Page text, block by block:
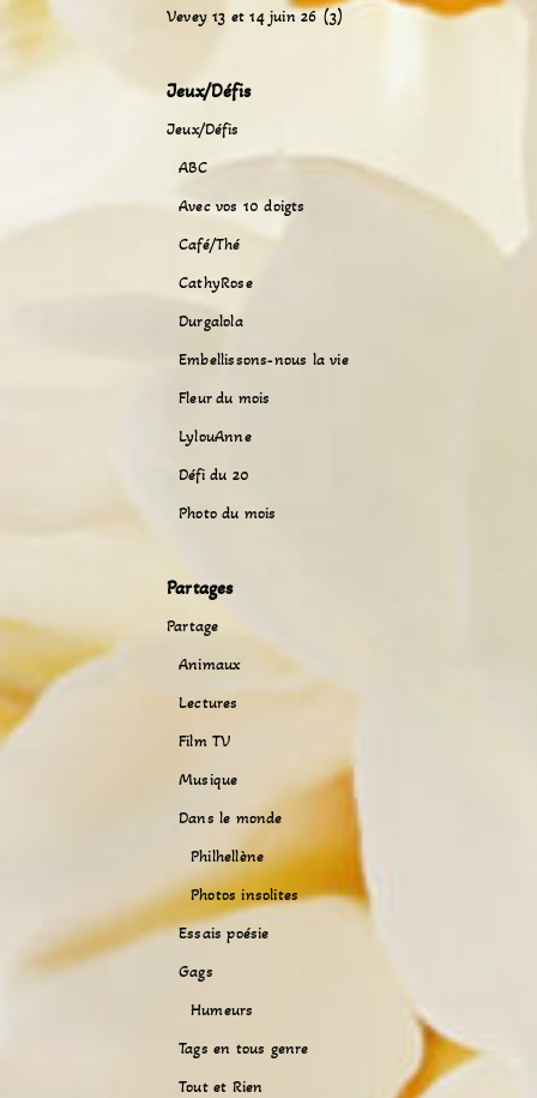
Vevey 13 et 14 juin 26 (3)
Jeux/Défis
Jeux/Défis
ABC
Avec vos 10 doigts
Café/Thé
CathyRose
Durgalola
Embellissons-nous la vie
Fleur du mois
LylouAnne
Défi du 20
Photo du mois
Partages
Partage
Animaux
Lectures
Film TV
Musique
Dans le monde
Philhellène
Photos insolites
Essais poésie
Gags
Humeurs
Tags en tous genre
Tout et Rien